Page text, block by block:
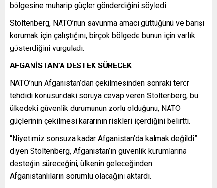
bölgesine muharip güçler gönderdiğini söyledi.
Stoltenberg, NATO’nun savunma amacı güttüğünü ve barışı
korumak için çalıştığını, birçok bölgede bunun için varlık
gösterdiğini vurguladı.
AFGANİSTAN’A DESTEK SÜRECEK
NATO’nun Afganistan’dan çekilmesinden sonraki terör
tehdidi konusundaki soruya cevap veren Stoltenberg, bu
ülkedeki güvenlik durumunun zorlu olduğunu, NATO
güçlerinin çekilmesi kararının riskleri içerdiğini belirtti.
“Niyetimiz sonsuza kadar Afganistan’da kalmak değildi”
diyen Stoltenberg, Afganistan’ın güvenlik kurumlarına
desteğin süreceğini, ülkenin geleceğinden
Afganistanlıların sorumlu olacağını aktardı.